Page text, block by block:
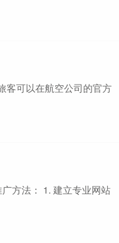
客可以在航空公司的官方
方法： 1. 建立专业网站